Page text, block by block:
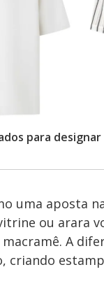
para designar
uma aposta
ou arara
A
criando